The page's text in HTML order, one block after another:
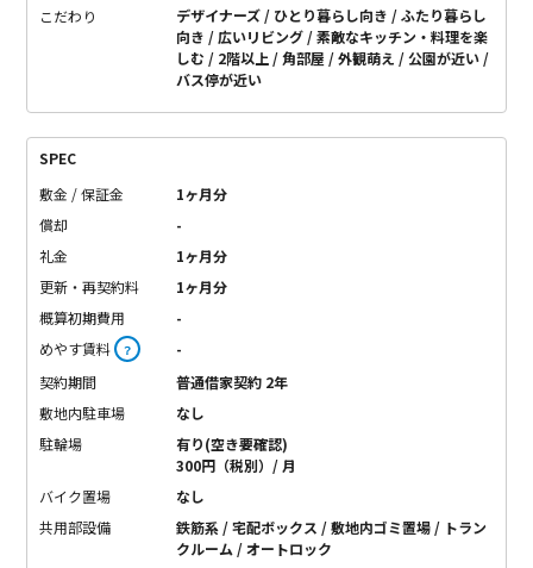
こだわり デザイナーズ ひとり暮らし向き
ふたり暮らし
向き
広いリビング
素敵なキッチン・料理を楽
しむ
2階以上 角部屋 外観萌え
公園が近い
バス停が近い
SPEC
敷金 / 保証金
1ヶ月分
償却
-
礼金
1ヶ月分
更新・再契約料
1ヶ月分
概算初期費用
-
めやす賃料 ？
-
契約期間
普通借家契約 2年
敷地内駐車場
なし
駐輪場
有り(空き要確認)
300円（税別）/ 月
バイク置場
なし
共用部設備
鉄筋系 / 宅配ボックス / 敷地内ゴミ置場 / トラン
クルーム / オートロック